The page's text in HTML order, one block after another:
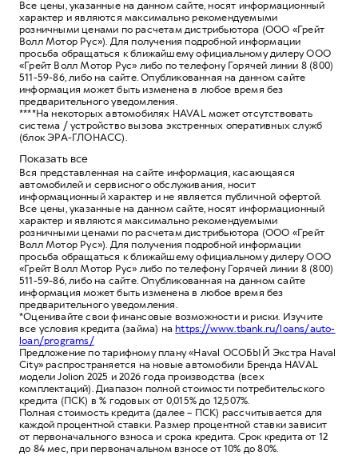
Все цены, указанные на данном сайте, носят информационный
характер и являются максимально рекомендуемыми
розничными ценами по расчетам дистрибьютора (ООО «Грейт
Волл Мотор Рус»). Для получения подробной информации
просьба обращаться к ближайшему официальному дилеру ООО
«Грейт Волл Мотор Рус» либо по телефону Горячей линии 8 (800)
511-59-86, либо на сайте. Опубликованная на данном сайте
информация может быть изменена в любое время без
предварительного уведомления.
****На некоторых автомобилях HAVAL может отсутствовать
система / устройство вызова экстренных оперативных служб
(блок ЭРА-ГЛОНАСС).
Показать все
Вся представленная на сайте информация, касающаяся
автомобилей и сервисного обслуживания, носит
информационный характер и не является публичной офертой.
Все цены, указанные на данном сайте, носят информационный
характер и являются максимально рекомендуемыми
розничными ценами по расчетам дистрибьютора (ООО «Грейт
Волл Мотор Рус»). Для получения подробной информации
просьба обращаться к ближайшему официальному дилеру ООО
«Грейт Волл Мотор Рус» либо по телефону Горячей линии 8 (800)
511-59-86, либо на сайте. Опубликованная на данном сайте
информация может быть изменена в любое время без
предварительного уведомления.
*Оценивайте свои финансовые возможности и риски. Изучите
все условия кредита (займа) наhttps://www.tbank.ru/loans/auto-
loan/programs/
Предложение по тарифному плану «Haval ОСОБЫЙ Экстра Haval
City» распространяется на новые автомобили Бренда HAVAL
модели Jolion 2025 и 2026 года производства (всех
комплектаций). Диапазон полной стоимости потребительского
кредита (ПСК) в % годовых от 0,015% до 12,507%.
Полная стоимость кредита (далее – ПСК) рассчитывается для
каждой процентной ставки. Размер процентной ставки зависит
от первоначального взноса и срока кредита. Срок кредита от 12
до 84 мес, при первоначальном взносе от 10% до 80%.